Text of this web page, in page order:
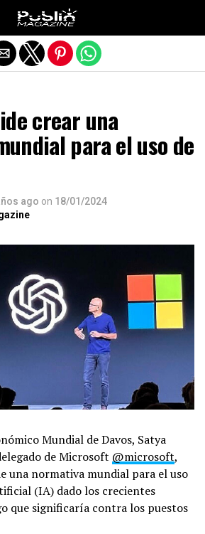
crear una
para el uso de
ago on 18/01/2024
Mundial de Davos, Satya
de Microsoft @microsoft,
una normativa mundial para el uso
(IA) dado los crecientes
que significaría contra los puestos
de la versión móvil